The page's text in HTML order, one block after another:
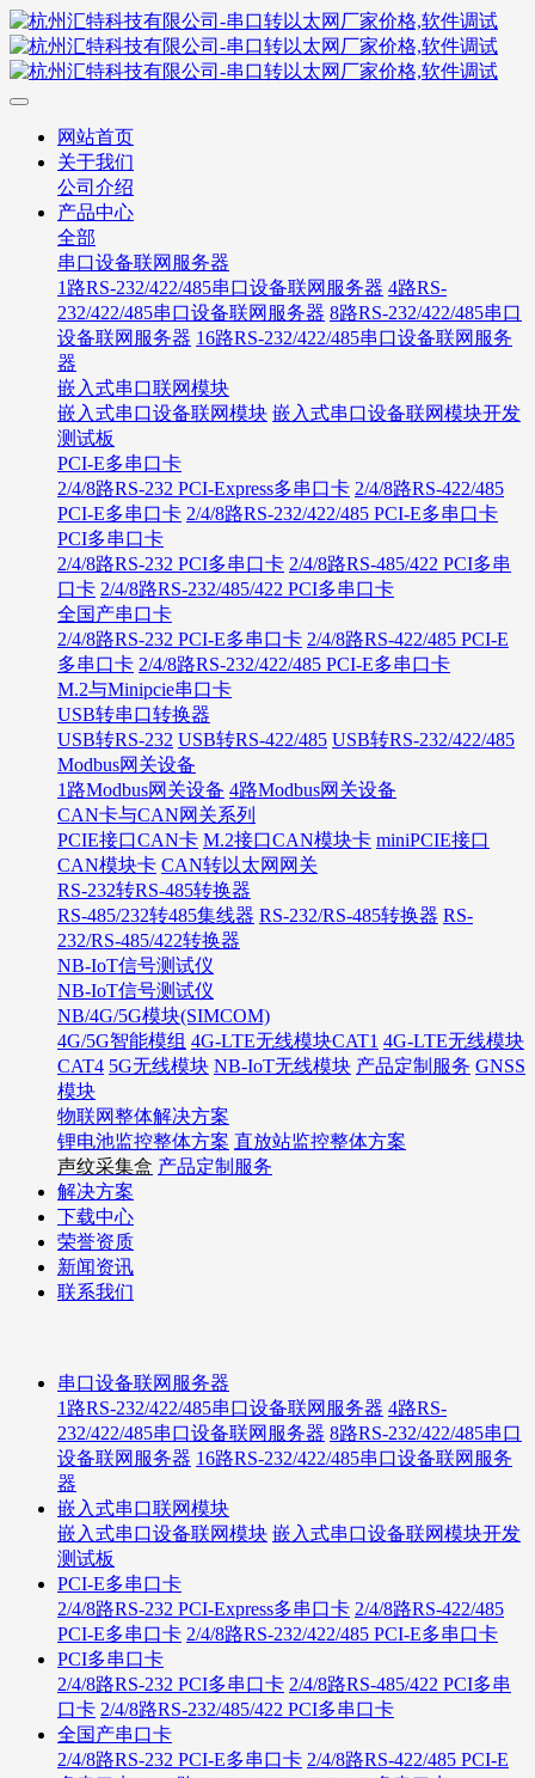
网站首页
关于我们
公司介绍
产品中心
全部
串口设备联网服务器
1路RS-232/422/485串口设备联网服务器 4路RS-
232/422/485串口设备联网服务器 8路RS-232/422/485串口
设备联网服务器 16路RS-232/422/485串口设备联网服务
器
嵌入式串口联网模块
嵌入式串口设备联网模块 嵌入式串口设备联网模块开发
测试板
PCI-E多串口卡
2/4/8路RS-232 PCI-Express多串口卡 2/4/8路RS-422/485
PCI-E多串口卡 2/4/8路RS-232/422/485 PCI-E多串口卡
PCI多串口卡
2/4/8路RS-232 PCI多串口卡 2/4/8路RS-485/422 PCI多串
口卡 2/4/8路RS-232/485/422 PCI多串口卡
全国产串口卡
2/4/8路RS-232 PCI-E多串口卡 2/4/8路RS-422/485 PCI-E
多串口卡 2/4/8路RS-232/422/485 PCI-E多串口卡
M.2与Minipcie串口卡
USB转串口转换器
USB转RS-232 USB转RS-422/485 USB转RS-232/422/485
Modbus网关设备
1路Modbus网关设备 4路Modbus网关设备
CAN卡与CAN网关系列
PCIE接口CAN卡 M.2接口CAN模块卡 miniPCIE接口
CAN模块卡 CAN转以太网网关
RS-232转RS-485转换器
RS-485/232转485集线器 RS-232/RS-485转换器 RS-
232/RS-485/422转换器
NB-IoT信号测试仪
NB-IoT信号测试仪
NB/4G/5G模块(SIMCOM)
4G/5G智能模组 4G-LTE无线模块CAT1 4G-LTE无线模块
CAT4 5G无线模块 NB-IoT无线模块 产品定制服务 GNSS
模块
物联网整体解决方案
锂电池监控整体方案 直放站监控整体方案
声纹采集盒 产品定制服务
解决方案
下载中心
荣誉资质
新闻资讯
联系我们
串口设备联网服务器
1路RS-232/422/485串口设备联网服务器 4路RS-
232/422/485串口设备联网服务器 8路RS-232/422/485串口
设备联网服务器 16路RS-232/422/485串口设备联网服务
器
嵌入式串口联网模块
嵌入式串口设备联网模块 嵌入式串口设备联网模块开发
测试板
PCI-E多串口卡
2/4/8路RS-232 PCI-Express多串口卡 2/4/8路RS-422/485
PCI-E多串口卡 2/4/8路RS-232/422/485 PCI-E多串口卡
PCI多串口卡
2/4/8路RS-232 PCI多串口卡 2/4/8路RS-485/422 PCI多串
口卡 2/4/8路RS-232/485/422 PCI多串口卡
全国产串口卡
2/4/8路RS-232 PCI-E多串口卡 2/4/8路RS-422/485 PCI-E